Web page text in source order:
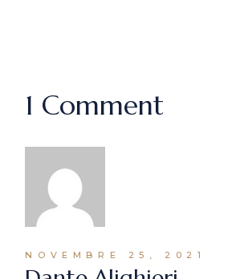
1 Comment
NOVEMBRE 25, 2021